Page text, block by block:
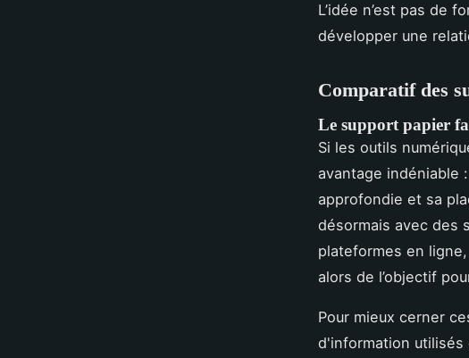
L’idée n’est pas de
développer une
Comparatif des
Le support papier
Si les outils
avantage indéniable
approfondie et sa
désormais avec des
plateformes en
alors de l’objectif
Pour mieux cerner
d'information utilisés